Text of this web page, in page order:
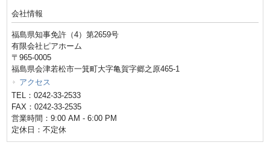
会社情報
福島県知事免許（4）第2659号
有限会社ピアホーム
〒965-0005
福島県会津若松市一箕町大字亀賀字郷之原465-1
アクセス
TEL：0242-33-2533
FAX：0242-33-2535
営業時間：9:00 AM - 6:00 PM
定休日：不定休